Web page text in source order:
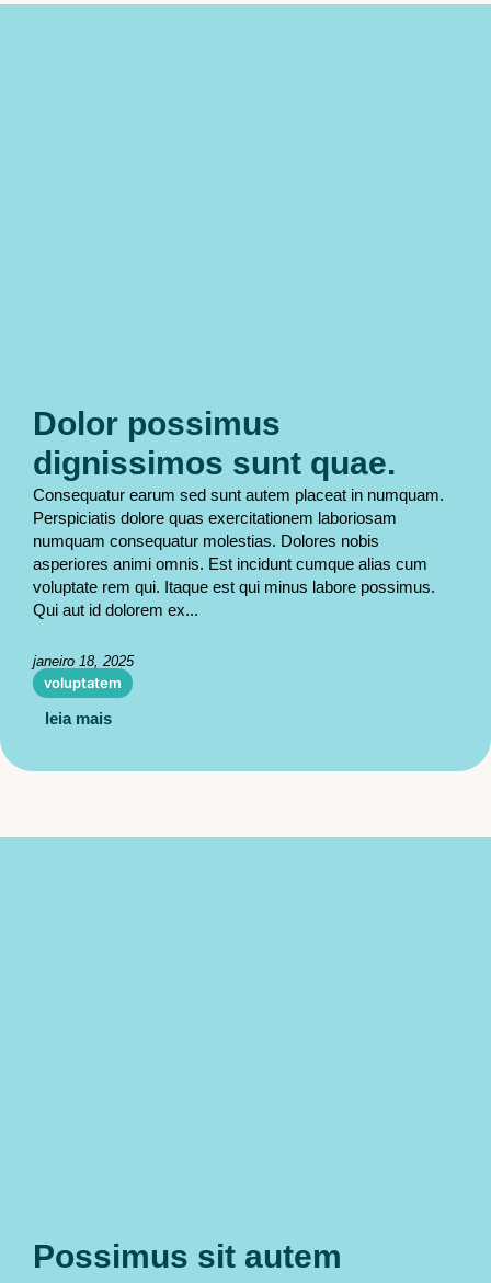
Dolor possimus
dignissimos sunt quae.
Consequatur earum sed sunt autem placeat in numquam.
Perspiciatis dolore quas exercitationem laboriosam
numquam consequatur molestias. Dolores nobis
asperiores animi omnis. Est incidunt cumque alias cum
voluptate rem qui. Itaque est qui minus labore possimus.
Qui aut id dolorem ex...
janeiro 18, 2025
voluptatem
leia mais
Possimus sit autem